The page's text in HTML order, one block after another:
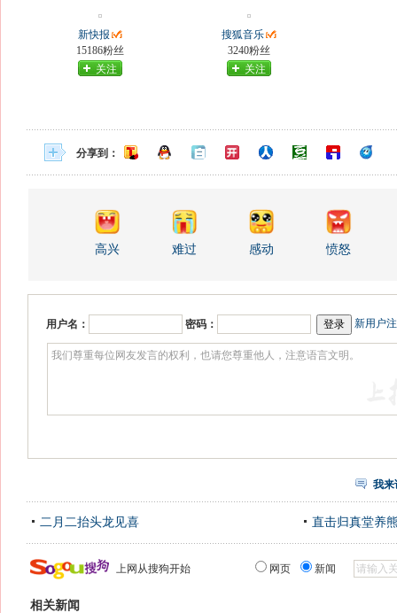
新快报
15186粉丝
关注
搜狐音乐
3240粉丝
关注
分享到：
高兴 难过 感动 愤怒
用户名： 密码： 新用户
我来
二月二抬头龙见喜 直击归真堂养
上网从搜狗开始 网页 新闻
相关新闻